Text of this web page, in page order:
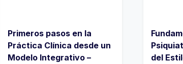
Primeros pasos en la
Práctica Clínica desde un
Modelo Integrativo –
del